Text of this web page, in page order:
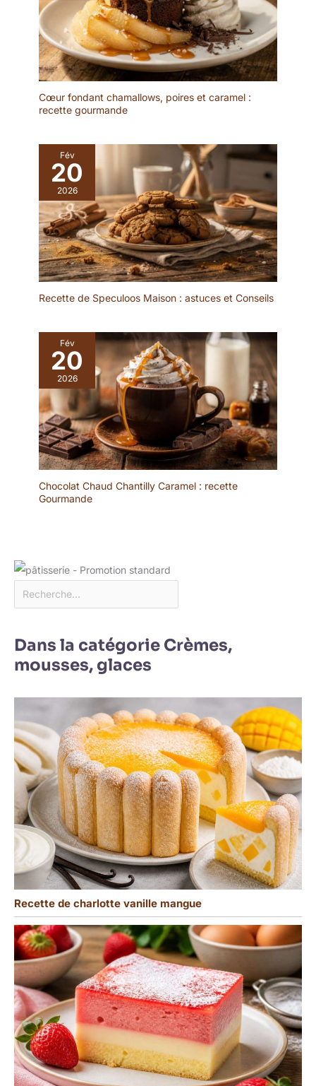
proportionneuse De
Buyer est plane. Vous
pourrez vous offrir une
plus grande stabilité
lorsqu'elle est posée sur
le plan de travail.
ENTRETIEN : Lavage à la
Cœur fondant chamallows, poires et caramel :
recette gourmande
Fév
20
2026
Recette de Speculoos Maison : astuces et Conseils
Fév
20
2026
Chocolat Chaud Chantilly Caramel : recette
Gourmande
Dans la catégorie Crèmes,
mousses, glaces
Recette de charlotte vanille mangue